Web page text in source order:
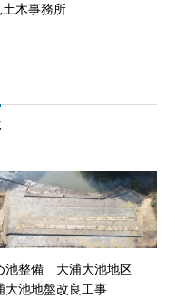
木事務所
池整備 大浦大池地区
大池地盤改良工事